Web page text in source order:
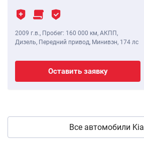
2009 г.в., Пробег: 160 000 км, АКПП,
Дизель, Передний привод, Минивэн, 174 лс
Оставить заявку
Все автомобили Kia